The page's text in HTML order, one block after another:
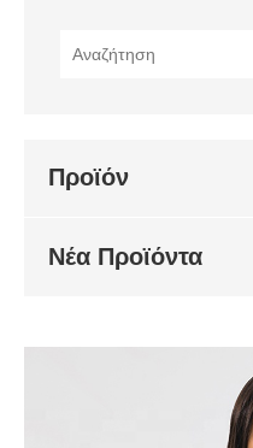
Προϊόν
Νέα Προϊόντα